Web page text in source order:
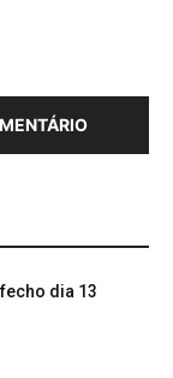
dia 13